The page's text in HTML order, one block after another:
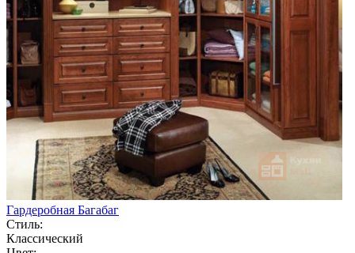
Гардеробная Багабаг
Стиль:
Классический